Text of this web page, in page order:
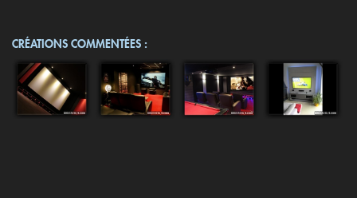
CRÉATIONS COMMENTÉES :